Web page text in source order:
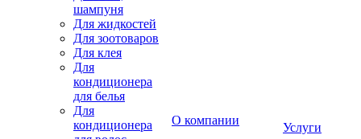
шампуня
Для жидкостей
Для зоотоваров
Для клея
Для
кондиционера
для белья
Для
кондиционера
О компании
Услуги